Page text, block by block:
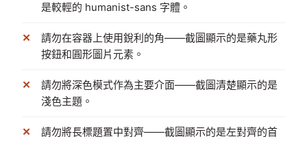
是較輕的 humanist-sans 字體。
請勿在容器上使用銳利的角——截圖顯示的是藥丸形
按鈕和圓形圖片元素。
請勿將深色模式作為主要介面——截圖清楚顯示的是
淺色主題。
請勿將長標題置中對齊——截圖顯示的是左對齊的首